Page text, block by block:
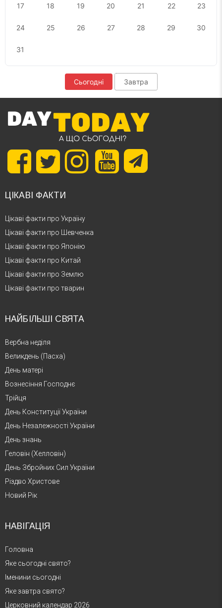
17 18 19 20 21 22 23
24 25 26 27 28 29 30
31
Сьогодні Завтра
ЦІКАВІ ФАКТИ
Цікаві факти про Україну
Цікаві факти про Шевченка
Цікаві факти про Японію
Цікаві факти про Китай
Цікаві факти про Землю
Цікаві факти про тварин
НАЙБІЛЬШІ СВЯТА
Вербна неділя
Великдень (Пасха)
День матері
Вознесіння Господнє
Трійця
День Конституції України
День Незалежності України
День знань
Геловін (Хелловін)
День Збройних Сил України
Різдво Христове
Новий Рік
НАВІГАЦІЯ
Головна
Яке сьогодні свято?
Іменини сьогодні
Яке завтра свято?
Церковний календар 2026